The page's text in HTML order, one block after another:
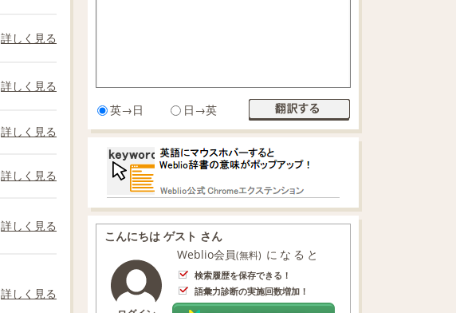
詳しく見る
詳しく見る
詳しく見る
詳しく見る
詳しく見る
詳しく見る
英→日 日→英
こんにちは ゲスト さん
Weblio会員(無料) になると
検索履歴を保存できる！
語彙力診断の実施回数増加！